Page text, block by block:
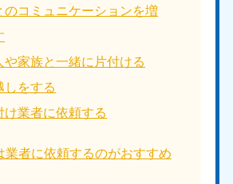
のコミュニケーションを増
や家族と一緒に片付ける
しをする
け業者に依頼する
業者に依頼するのがおすすめ